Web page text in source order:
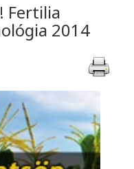
Fertilia
2014